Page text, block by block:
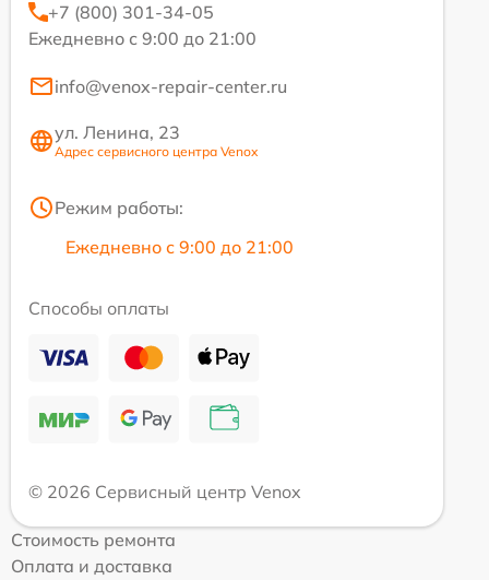
+7 (800) 301-34-05
Ежедневно с 9:00 до 21:00
info@venox-repair-center.ru
ул. Ленина, 23
Адрес сервисного центра Venox
Режим работы:
Ежедневно с 9:00 до 21:00
Способы оплаты
© 2026 Сервисный центр Venox
Стоимость ремонта
Оплата и доставка